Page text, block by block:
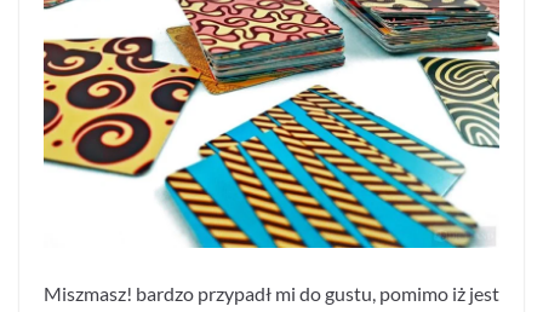
Miszmasz! bardzo przypadł mi do gustu, pomimo iż jest